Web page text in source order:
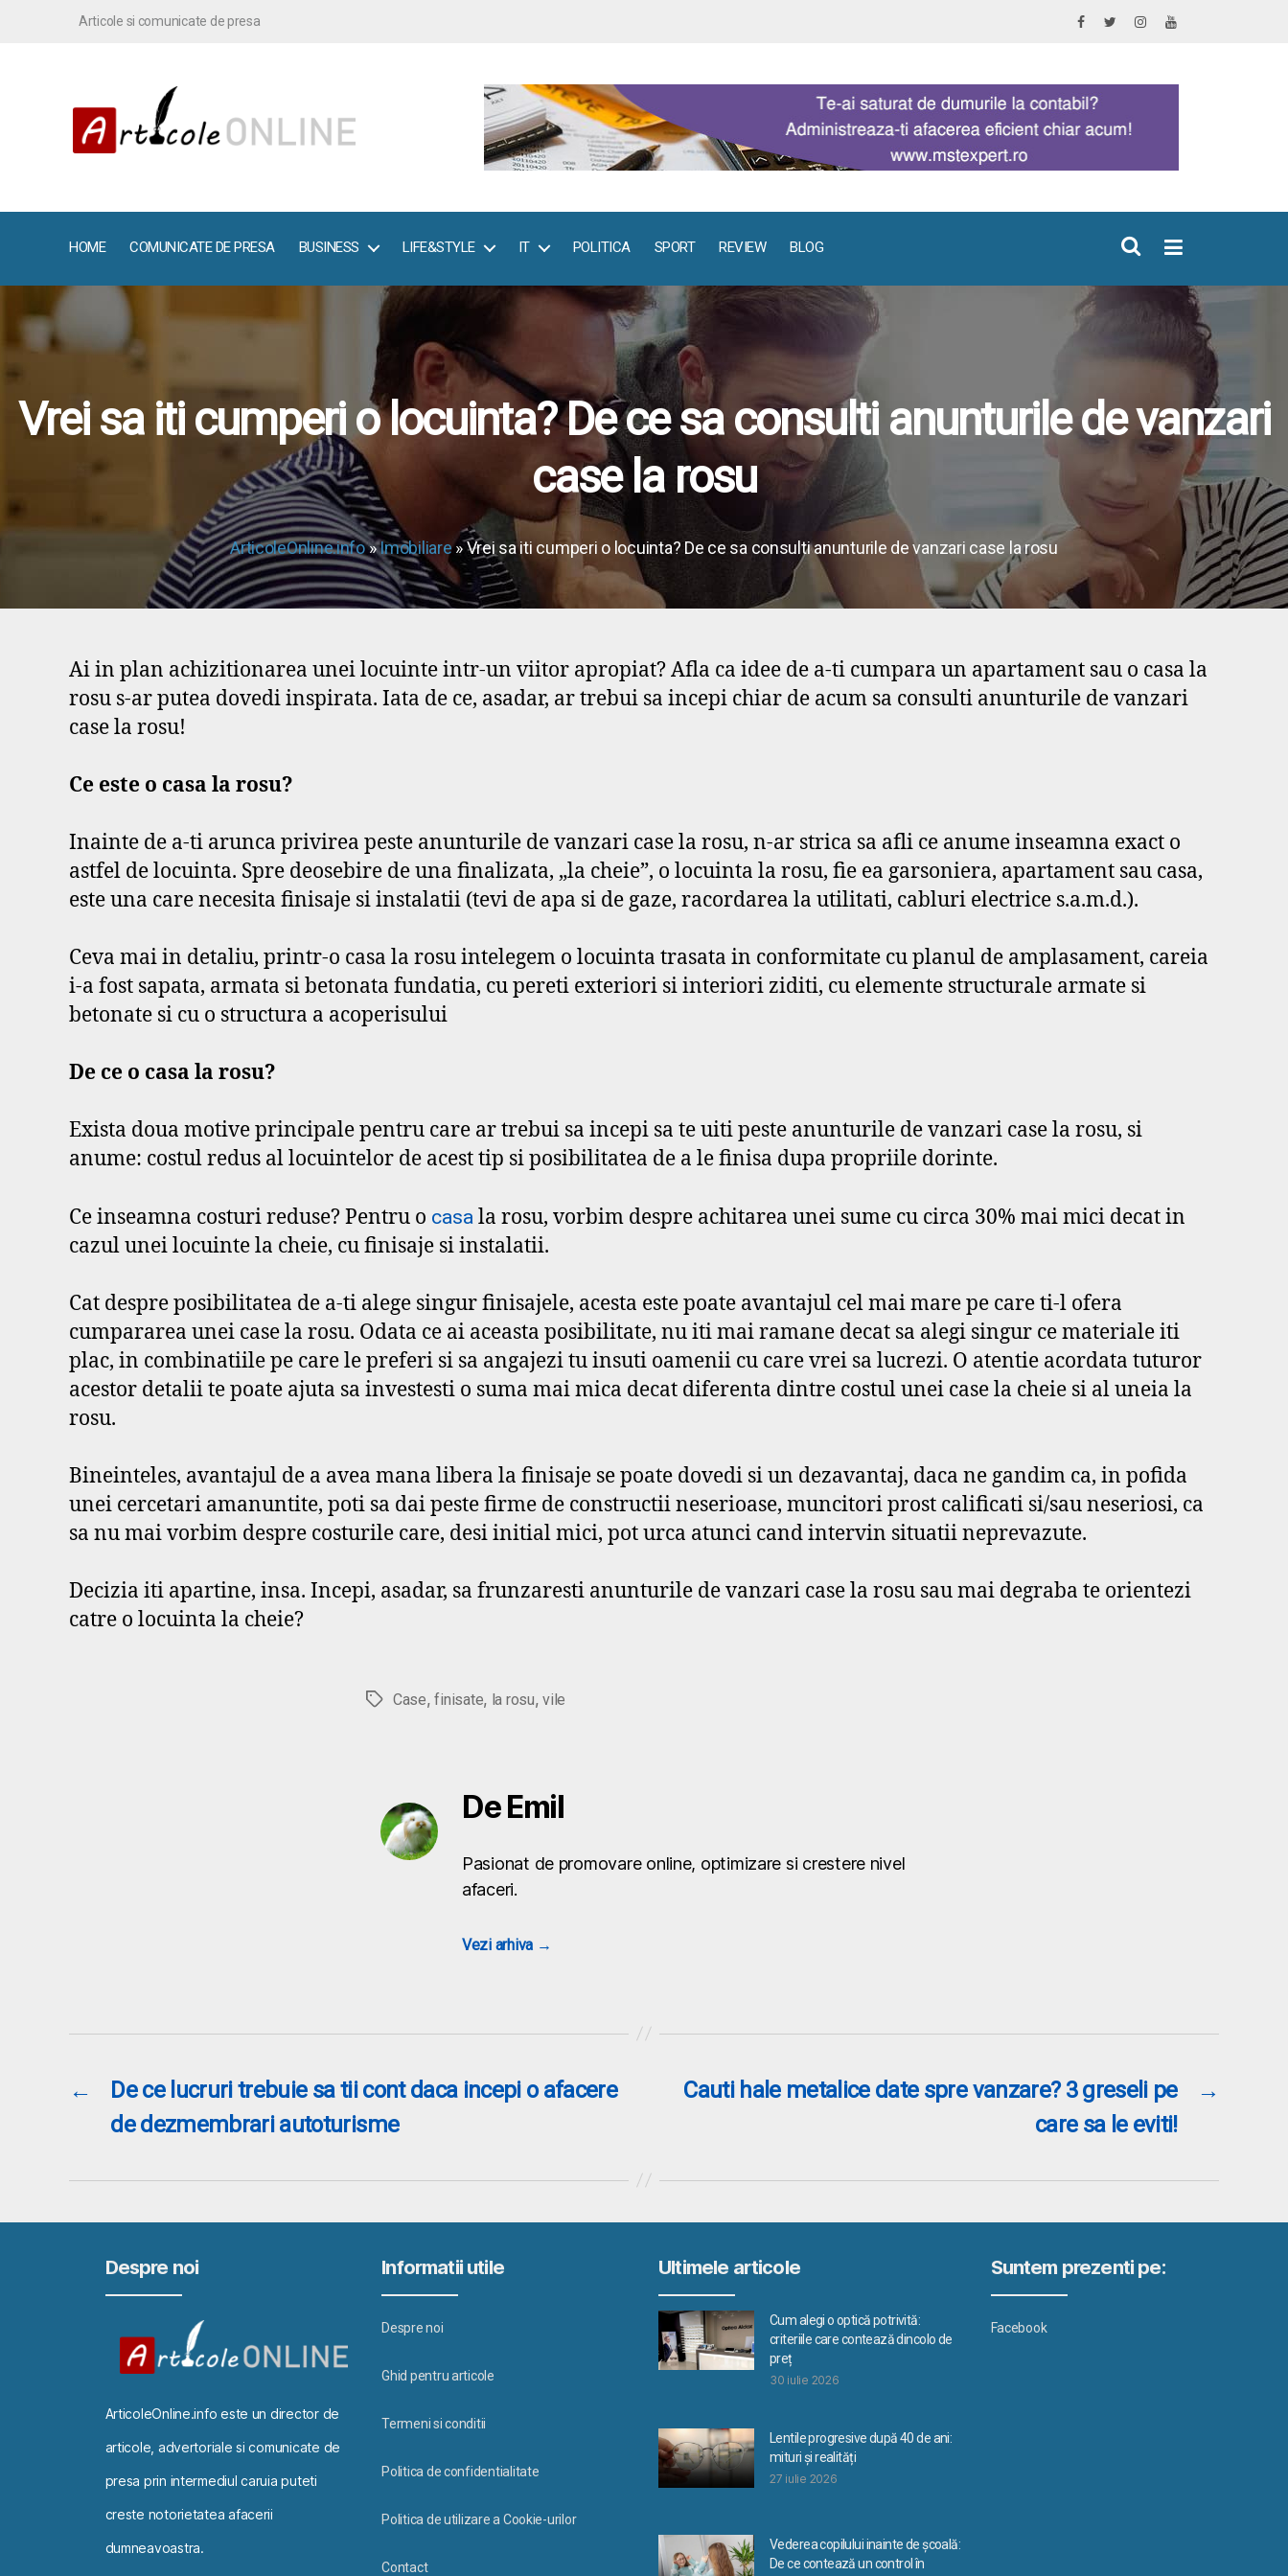
Articole si comunicate de presa
HOME COMUNICATE DE PRESA BUSINESS LIFE&STYLE IT POLITICA SPORT REVIEW BLOG
Vrei sa iti cumperi o locuinta? De ce sa consulti anunturile de vanzari
case la rosu
ArticoleOnline.info»Imobiliare» Vrei sa iti cumperi o locuinta? De ce sa consulti anunturile de vanzari case la rosu
Ai in plan achizitionarea unei locuinte intr-un viitor apropiat? Afla ca idee de a-ti cumpara un apartament sau o casa la
rosu s-ar putea dovedi inspirata. Iata de ce, asadar, ar trebui sa incepi chiar de acum sa consulti anunturile de vanzari
case la rosu!
Ce este o casa la rosu?
Inainte de a-ti arunca privirea peste anunturile de vanzari case la rosu, n-ar strica sa afli ce anume inseamna exact o
astfel de locuinta. Spre deosebire de una finalizata, „la cheie”, o locuinta la rosu, fie ea garsoniera, apartament sau casa,
este una care necesita finisaje si instalatii (tevi de apa si de gaze, racordarea la utilitati, cabluri electrice s.a.m.d.).
Ceva mai in detaliu, printr-o casa la rosu intelegem o locuinta trasata in conformitate cu planul de amplasament, careia
i-a fost sapata, armata si betonata fundatia, cu pereti exteriori si interiori ziditi, cu elemente structurale armate si
betonate si cu o structura a acoperisului
De ce o casa la rosu?
Exista doua motive principale pentru care ar trebui sa incepi sa te uiti peste anunturile de vanzari case la rosu, si
anume: costul redus al locuintelor de acest tip si posibilitatea de a le finisa dupa propriile dorinte.
Ce inseamna costuri reduse? Pentru o casa la rosu, vorbim despre achitarea unei sume cu circa 30% mai mici decat in
cazul unei locuinte la cheie, cu finisaje si instalatii.
Cat despre posibilitatea de a-ti alege singur finisajele, acesta este poate avantajul cel mai mare pe care ti-l ofera
cumpararea unei case la rosu. Odata ce ai aceasta posibilitate, nu iti mai ramane decat sa alegi singur ce materiale iti
plac, in combinatiile pe care le preferi si sa angajezi tu insuti oamenii cu care vrei sa lucrezi. O atentie acordata tuturor
acestor detalii te poate ajuta sa investesti o suma mai mica decat diferenta dintre costul unei case la cheie si al uneia la
rosu.
Bineinteles, avantajul de a avea mana libera la finisaje se poate dovedi si un dezavantaj, daca ne gandim ca, in pofida
unei cercetari amanuntite, poti sa dai peste firme de constructii neserioase, muncitori prost calificati si/sau neseriosi, ca
sa nu mai vorbim despre costurile care, desi initial mici, pot urca atunci cand intervin situatii neprevazute.
Decizia iti apartine, insa. Incepi, asadar, sa frunzaresti anunturile de vanzari case la rosu sau mai degraba te orientezi
catre o locuinta la cheie?
Etichete
Case,finisate, la rosu,vile
De Emil
Pasionat de promovare online, optimizare si crestere nivel
afaceri.
Vezi arhiva →
←
De ce lucruri trebuie sa tii cont daca incepi o afacere
de dezmembrari autoturisme
→
Cauti hale metalice date spre vanzare? 3 greseli pe
care sa le eviti!
Despre noi
ArticoleOnline.info este un director de
articole, advertoriale si comunicate de
presa prin intermediul caruia puteti
creste notorietatea afacerii
dumneavoastra.
Informatii utile
Despre noi
Ghid pentru articole
Termeni si conditii
Politica de confidentialitate
Politica de utilizare a Cookie-urilor
Contact
Ultimele articole
Cum alegi o optică potrivită:
criteriile care contează dincolo de
preț
30 iulie 2026
Lentile progresive după 40 de ani:
mituri și realități
27 iulie 2026
Vederea copilului inainte de școală:
De ce contează un control în
Suntem prezenti pe:
Facebook